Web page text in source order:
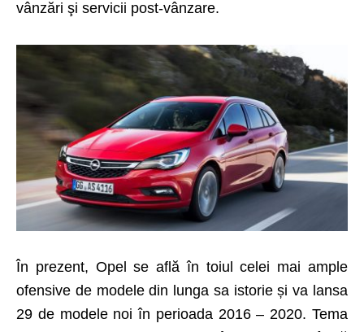
vânzări şi servicii post-vânzare.
În prezent, Opel se află în toiul celei mai ample
ofensive de modele din lunga sa istorie și va lansa
29 de modele noi în perioada 2016 – 2020. Tema